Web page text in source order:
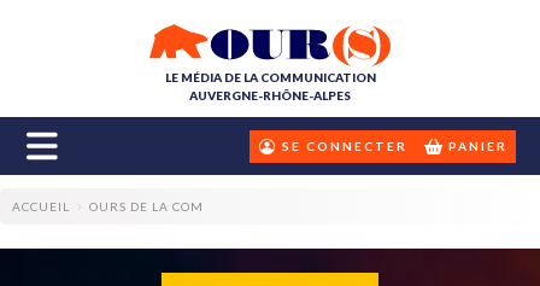
LE MÉDIA DE LA COMMUNICATION
AUVERGNE-RHÔNE-ALPES
SE CONNECTER PANIER
ACCUEIL OURS DE LA COM